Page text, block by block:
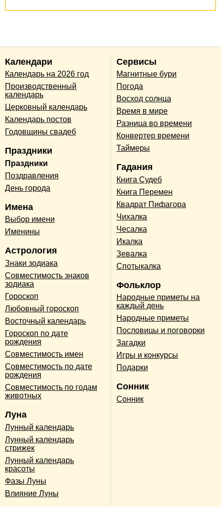
Календари
Календарь на 2026 год
Производственный
календарь
Церковный календарь
Календарь постов
Годовщины свадеб
Праздники
Праздники
Поздравления
День города
Имена
Выбор имени
Именины
Астрология
Знаки зодиака
Совместимость знаков
зодиака
Гороскоп
Любовный гороскоп
Восточный календарь
Гороскоп по дате
рождения
Совместимость имен
Совместимость по дате
рождения
Совместимость по годам
животных
Луна
Лунный календарь
Лунный календарь
стрижек
Лунный календарь
красоты
Фазы Луны
Влияние Луны
Сервисы
Магнитные бури
Погода
Восход солнца
Время в мире
Разница во времени
Конвертер времени
Таймеры
Гадания
Книга Судеб
Книга Перемен
Квадрат Пифагора
Чихалка
Чесалка
Икалка
Зевалка
Спотыкалка
Фольклор
Народные приметы на
каждый день
Народные приметы
Пословицы и поговорки
Загадки
Игры и конкурсы
Подарки
Сонник
Сонник